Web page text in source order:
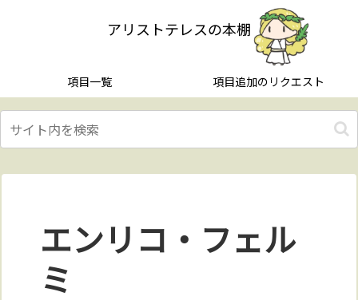
アリストテレスの本棚
項目一覧 項目追加のリクエスト
エンリコ・フェル
ミ